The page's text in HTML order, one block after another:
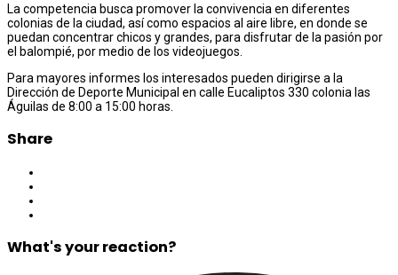
La competencia busca promover la convivencia en diferentes
colonias de la ciudad, así como espacios al aire libre, en donde se
puedan concentrar chicos y grandes, para disfrutar de la pasión por
el balompié, por medio de los videojuegos.
Para mayores informes los interesados pueden dirigirse a la
Dirección de Deporte Municipal en calle Eucaliptos 330 colonia las
Águilas de 8:00 a 15:00 horas.
Share
What's your reaction?